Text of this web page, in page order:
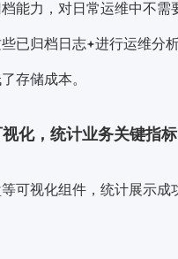
能力，对日常运维中不需
已归档日志 进行运维分
存储成本。
化，统计业务关键指标
可视化组件，统计展示